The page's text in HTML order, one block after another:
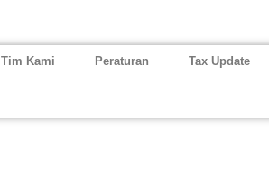
Tim Kami Peraturan Tax Update